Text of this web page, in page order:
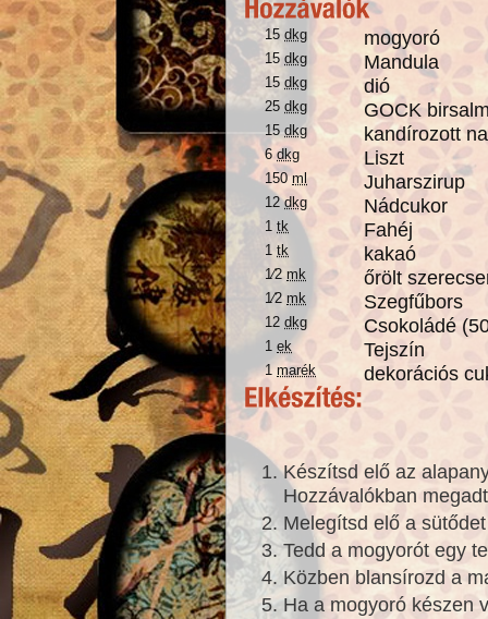
15dkg mogyoró
15dkg Mandula
15dkg dió
25dkg GOCK
15dkg kandírozott
6dkg Liszt
150ml Juharszirup
12dkg Nádcukor
1tk Fahéj
1tk kakaó
1⁄2mk őrölt
1⁄2mk Szegfűbors
12dkg Csokoládé
1ek Tejszín
1marék dekorációs
Készítsd elő az
Hozzávalókban
Melegítsd elő a
Tedd a mogyorót egy
Közben blansírozd a
Ha a mogyoró készen